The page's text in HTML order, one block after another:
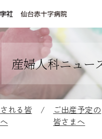
産婦人科ニュー
病院
れる皆
/
ご出産予定の
皆さまへ